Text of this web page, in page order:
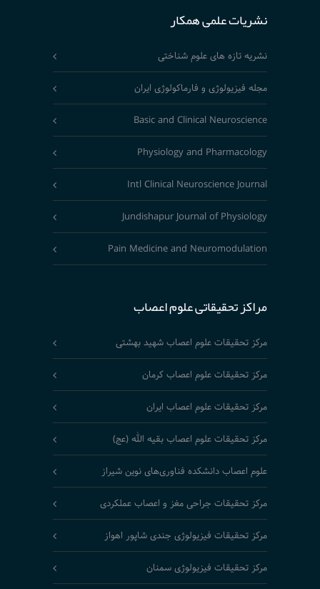
نشریات علمی همکار
نشریه تازه های علوم شناختی
مجله فیزیولوژی و فارماکولوژی ایران
Basic and Clinical Neuroscience
Physiology and Pharmacology
Intl Clinical Neuroscience Journal
Jundishapur Journal of Physiology
Pain Medicine and Neuromodulation
مراکز تحقیقاتی علوم اعصاب
مرکز تحقیقات علوم اعصاب شهید بهشتی
مرکز تحقیقات علوم اعصاب کرمان
مرکز تحقیقات علوم اعصاب ایران
مرکز تحقیقات علوم اعصاب بقیه الله (عج)
علوم اعصاب دانشکده فناوری‌های نوین شیراز
مرکز تحقیقات جراحی مغز و اعصاب عملکردی
مرکز تحقیقات فیزیولوژی جندی شاپور اهواز
مرکز تحقیقات فیزیولوژی سمنان